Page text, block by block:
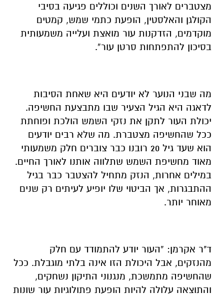
מצטברים לאורך השנים וכוללים פגיעה בסיבי
הקולגן והאלסטין, הופעת כתמי שמש, קמטים
מוקדמים, הזדקנות עור מואצת ועלייה משמעותית
בסיכון להתפתחות סרטן עור”.
מה שבני הנוער לא יודעים היא שאחת הסיבות
לדאגה היא הגיל הצעיר שבו מתבצעת החשיפה.
יכולת העור לתקן את נזקי השמש הולכת ופוחתת
ככל שהחשיפה מצטברת. מה שלא רבים יודעים
הוא שעד גיל 20 רובנו כבר צוברים חלק משמעותי
מאוד מחשיפת השמש שתלווה אותנו לאורך החיים.
במילים אחרות, הנזק מתחיל להצטבר כבר בגיל
ההתבגרות, אך הביטוי שלו יופיע לעיתים רק שנים
מאוחר יותר.
ד"ר אקרמן: “העור יודע להתמודד עם חלק
מהנזקים, אבל היכולת הזו אינה בלתי מוגבלת. ככל
שהחשיפה מתמשכת, מנגנוני התיקון נשחקים,
והתוצאה עלולה להיות הופעת פתולוגיות עור שונות